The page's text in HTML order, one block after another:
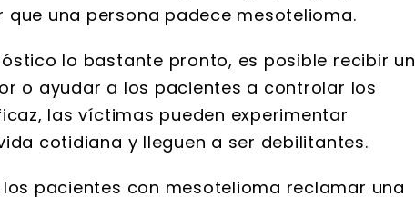
una persona padece mesotelioma.
lo bastante pronto, es posible recibir un
o ayudar a los pacientes a controlar los
las víctimas pueden experimentar
cotidiana y lleguen a ser debilitantes.
pacientes con mesotelioma reclamar una